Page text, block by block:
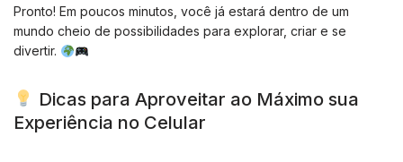
Pronto! Em poucos minutos, você já estará dentro de um
mundo cheio de possibilidades para explorar, criar e se
divertir.
Dicas para Aproveitar ao Máximo sua
Experiência no Celular